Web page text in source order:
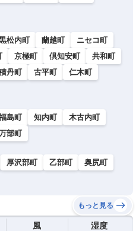
松内町 蘭越町
ニセコ町
京極町 倶知安町
共和町
丹町 古平町
仁木町
島町 知内町
木古内町
部町
厚沢部町 乙部町
奥尻町
もっと見る
風 湿度